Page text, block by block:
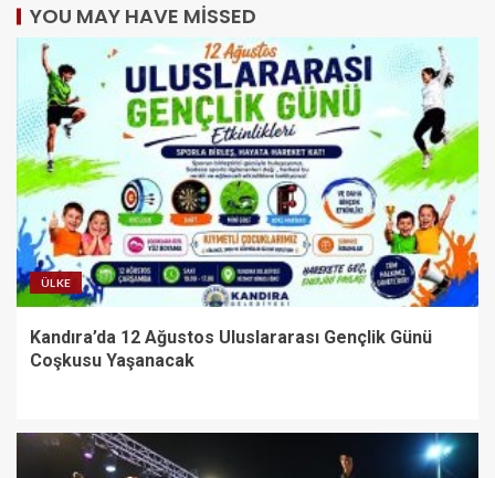
YOU MAY HAVE MISSED
ÜLKE
Kandıra’da 12 Ağustos Uluslararası Gençlik Günü
Coşkusu Yaşanacak